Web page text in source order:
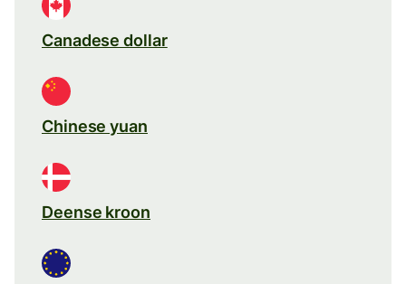
Canadese dollar
Chinese yuan
Deense kroon